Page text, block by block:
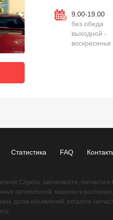
9.00-19.00
без обеда
выходной -
воскресенье
Статистика FAQ
Служба: автоновости, запчасти в
автомобилей, машины в
доска объявлений, каталоги